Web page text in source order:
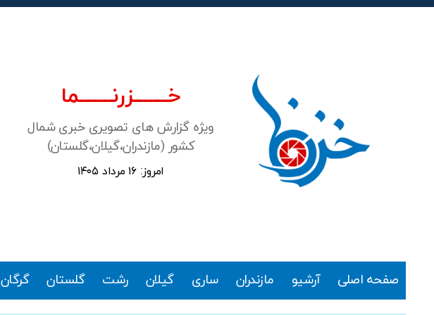
خـــــــزرنـــــــما
ویژه گزارش های تصویری خبری شمال
کشور (مازندران،گیلان،گلستان)
امروز: ۱۶ مرداد ۱۴۰۵
صفحه اصلی آرشیو مازندران ساری گیلان رشت گلستان گرگان